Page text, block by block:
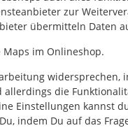
zur
übermitteln Daten
Maps im Onlineshop.
widersprechen,
allerdings die
Einstellungen kannst
indem Du auf das